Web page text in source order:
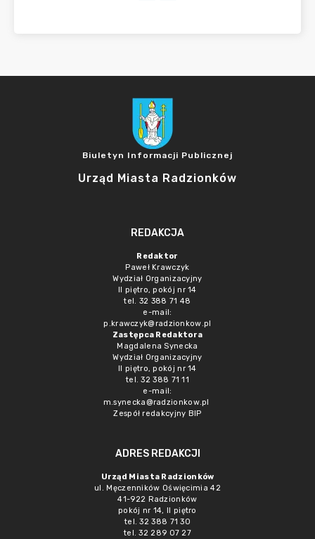
Biuletyn Informacji Publicznej
Urząd Miasta Radzionków
REDAKCJA
Redaktor
Paweł Krawczyk
Wydział Organizacyjny
II piętro, pokój nr 14
tel. 32 388 71 48
e-mail:
p.krawczyk@radzionkow.pl
Zastępca Redaktora
Magdalena Synecka
Wydział Organizacyjny
II piętro, pokój nr 14
tel. 32 388 71 11
e-mail:
m.synecka@radzionkow.pl
Zespół redakcyjny BIP
ADRES REDAKCJI
Urząd Miasta Radzionków
ul. Męczenników Oświęcimia 42
41-922 Radzionków
pokój nr 14, II piętro
tel. 32 388 71 30
tel. 32 289 07 27